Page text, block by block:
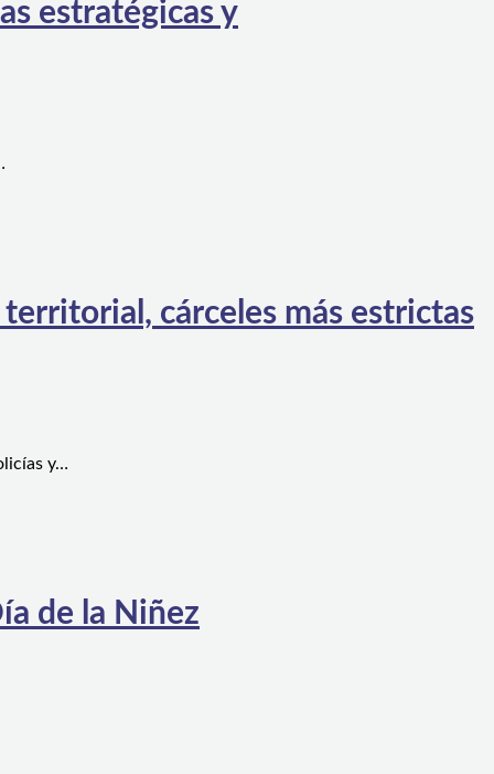
estratégicas y
cárceles más estrictas
y…
de la Niñez